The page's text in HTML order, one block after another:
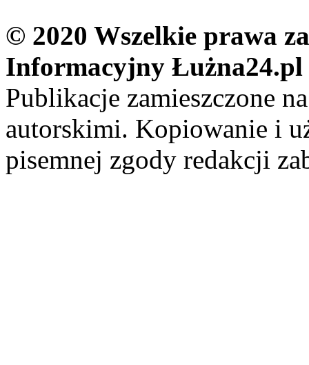
© 2020 Wszelkie prawa
Informacyjny Łużna24.pl
Publikacje zamieszczone
autorskimi. Kopiowanie i
pisemnej zgody redakcji